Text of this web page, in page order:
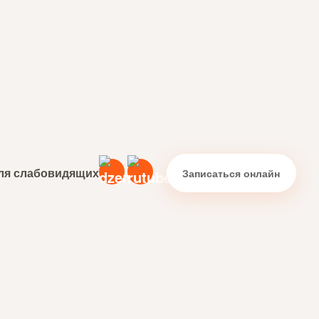
слабовидящих Записаться онлайн